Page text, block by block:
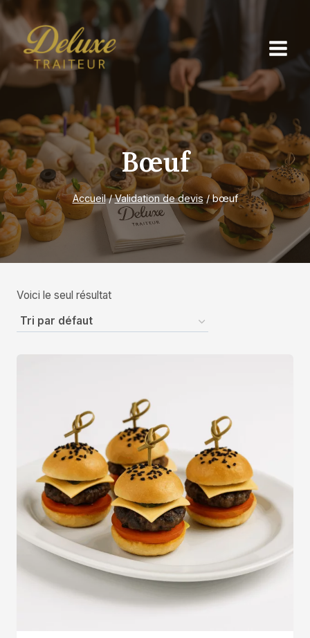
Aller
contenu
Bœuf
Accueil / Validation de devis / bœuf
Voici le seul résultat